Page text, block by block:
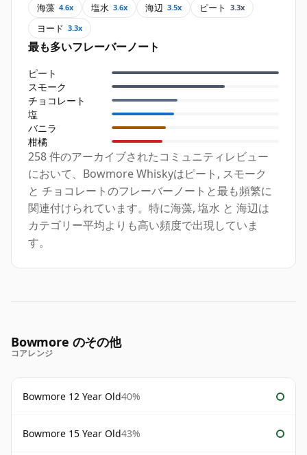
海藻 4.6x 塩水 3.6x 海辺 3.5x ピート 3.3x
ヨード 3.3x
最も多いフレーバーノート
ピート
スモーク
チョコレート
塩
バニラ
柑橘
258 件のアーカイブされたコミュニティレビュー
において、Bowmore Whiskyはピート, スモーク
と チョコレートのフレーバーノートと最も頻繁に
関連付けられています。特に海藻, 塩水 と 海辺は
カテゴリー平均よりも高い頻度で出現していま
す。
Bowmore のその他
コアレンジ
Bowmore 12 Year Old40%
Bowmore 15 Year Old43%